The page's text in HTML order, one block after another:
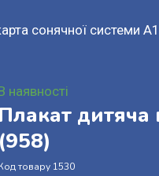
сонячної системи А1
наявності
Плакат дитяча
(958)
товару 1530